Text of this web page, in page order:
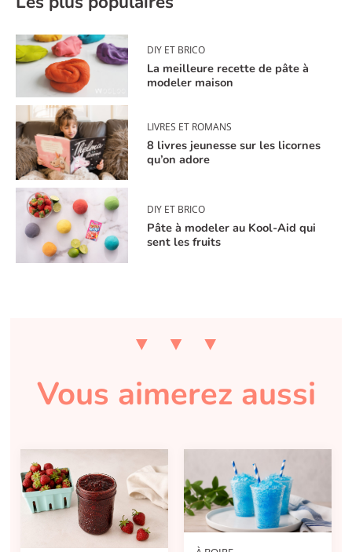
DIY ET BRICO
La meilleure recette de pâte à
modeler maison
LIVRES ET ROMANS
8 livres jeunesse sur les licornes
qu’on adore
DIY ET BRICO
Pâte à modeler au Kool-Aid qui
sent les fruits
Vous aimerez aussi